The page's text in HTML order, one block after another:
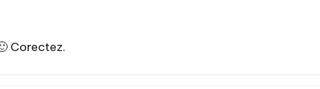
Corectez.